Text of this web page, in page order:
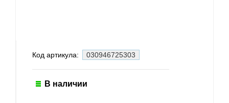
Код артикула: 030946725303
В наличии